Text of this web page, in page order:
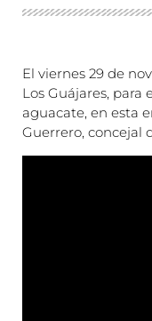
El viernes 29 de
Los Guájares, para
aguacate, en esta
Guerrero, concejal